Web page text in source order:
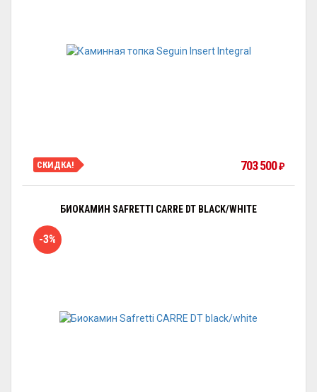
СКИДКА! 703 500₽
БИОКАМИН SAFRETTI CARRE DT BLACK/WHITE
-3%